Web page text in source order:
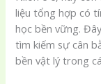
liệu tổng hợp có
học bền vững.
tìm kiếm sự cân
bền vật lý trong